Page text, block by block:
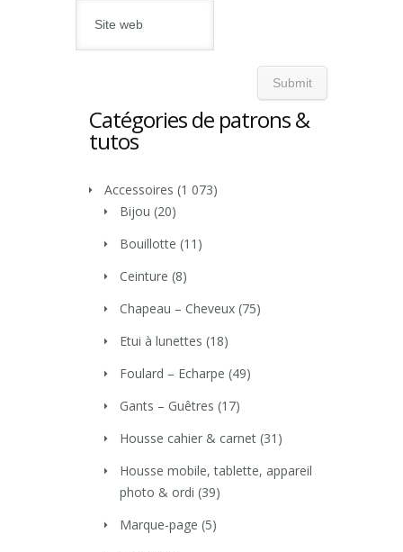
Catégories de patrons &
tutos
Accessoires (1 073)
Bijou (20)
Bouillotte (11)
Ceinture (8)
Chapeau – Cheveux (75)
Etui à lunettes (18)
Foulard – Echarpe (49)
Gants – Guêtres (17)
Housse cahier & carnet (31)
Housse mobile, tablette, appareil
photo & ordi (39)
Marque-page (5)